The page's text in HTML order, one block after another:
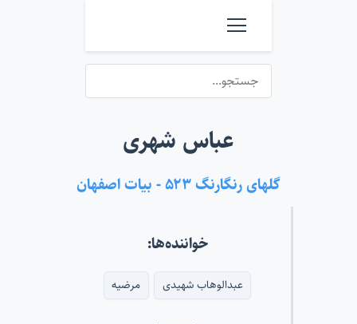
عباس شهری
گلهای رنگارنگ ۵۲۳ - بیات اصفهان
خواننده‌ها:
عبدالوهاب شهیدی مرضیه